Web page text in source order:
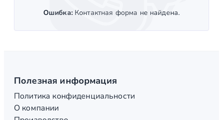
Ошибка:Контактная форма не найдена.
Полезная информация
Политика конфиденциальности
О компании